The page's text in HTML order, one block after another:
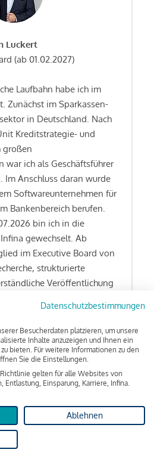
Luckert
(ab 01.02.2027)
Laufbahn habe ich im
Zunächst im Sparkassen-
in Deutschland. Nach
Kreditstrategie- und
großen
war ich als Geschäftsführer
Anschluss daran wurde
Softwareunternehmen für
Bankenbereich berufen.
bin ich in die
gewechselt. Ab
im Executive Board von
strukturierte
Veröffentlichung
den wesentlichen
meiner Funktion.
Tipps
Barometer
Datenschutzbestimmungen
Besucherdaten platzieren, um unsere
Inhalte anzuzeigen und Ihnen ein
bieten. Für weitere Informationen zu den
Sie die Einstellungen.
gelten für alle Websites von
Entlastung, Einsparung, Karriere, Infina.
Ablehnen